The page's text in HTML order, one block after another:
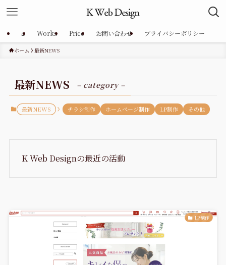
⌂ Works Price お問い合わせ プライバシーポリシー
ホーム 最新NEWS
最新NEWS – category –
最新NEWS チラシ制作 ホームページ制作 LP制作 その他
K Web Designの最近の活動
LP制作